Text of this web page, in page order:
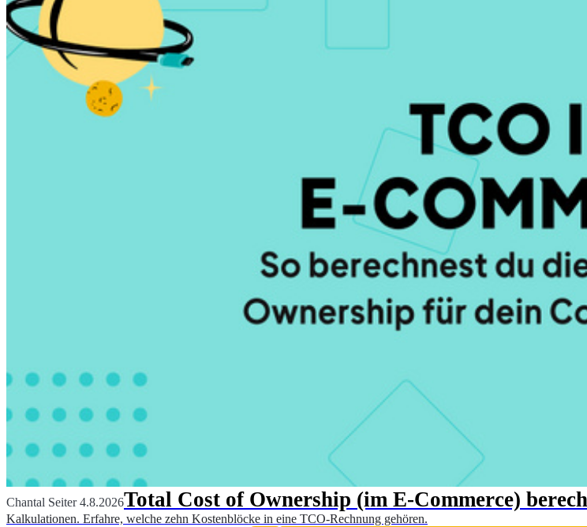
Chantal Seiter 4.8.2026Total Cost of Ownership (im E-Commerce)
Kalkulationen. Erfahre, welche zehn Kostenblöcke in eine TCO-Rechnung gehören.